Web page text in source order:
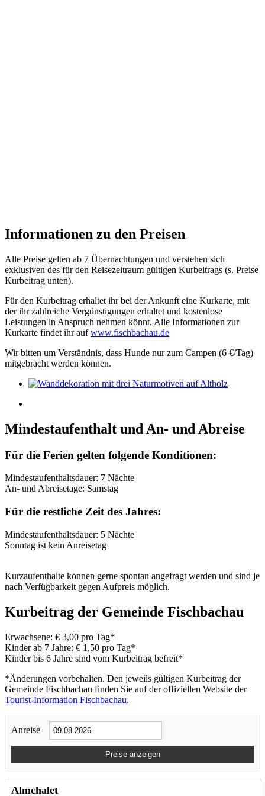
Informationen zu den Preisen
Alle Preise gelten ab 7 Übernachtungen und verstehen sich
exklusiven des für den Reisezeitraum gültigen Kurbeitrags (s. Preise
Kurbeitrag unten).
Für den Kurbeitrag erhaltet ihr bei der Ankunft eine Kurkarte, mit
der ihr zahlreiche Vergünstigungen erhaltet und kostenlose
Leistungen in Anspruch nehmen könnt. Alle Informationen zur
Kurkarte findet ihr aufwww.fischbachau.de
Wir bitten um Verständnis, dass Hunde nur zum Campen (6 €/Tag)
mitgebracht werden können.
Mindestaufenthalt und An- und Abreise
Für die Ferien gelten folgende Konditionen:
Mindestaufenthaltsdauer: 7 Nächte
An- und Abreisetage: Samstag
Für die restliche Zeit des Jahres:
Mindestaufenthaltsdauer: 5 Nächte
Sonntag ist kein Anreisetag
Kurzaufenthalte können gerne spontan angefragt werden und sind je
nach Verfügbarkeit gegen Aufpreis möglich.
Kurbeitrag der Gemeinde Fischbachau
Erwachsene: € 3,00 pro Tag*
Kinder ab 7 Jahre: € 1,50 pro Tag*
Kinder bis 6 Jahre sind vom Kurbeitrag befreit*
*Änderungen vorbehalten. Den jeweils gültigen Kurbeitrag der
Gemeinde Fischbachau finden Sie auf der offiziellen Website der
Tourist-Information Fischbachau.
Anreise
Preise anzeigen
Almchalet